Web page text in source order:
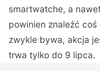
smartwatche, a
powinien znaleźć
zwykle bywa, akcja
trwa tylko do 9 lipca.